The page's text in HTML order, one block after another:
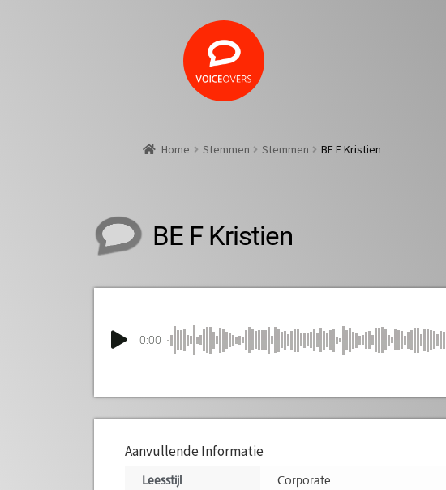
Home Stemmen Stemmen BE F Kristien
BE F Kristien
0:00
Aanvullende Informatie
Leesstijl
Corporate